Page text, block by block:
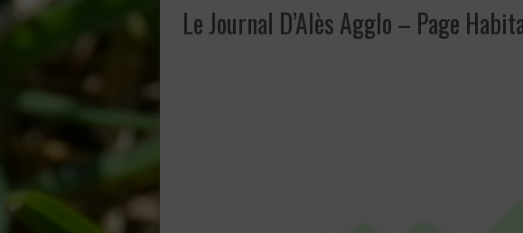
Le Journal D’Alès Agglo – Page